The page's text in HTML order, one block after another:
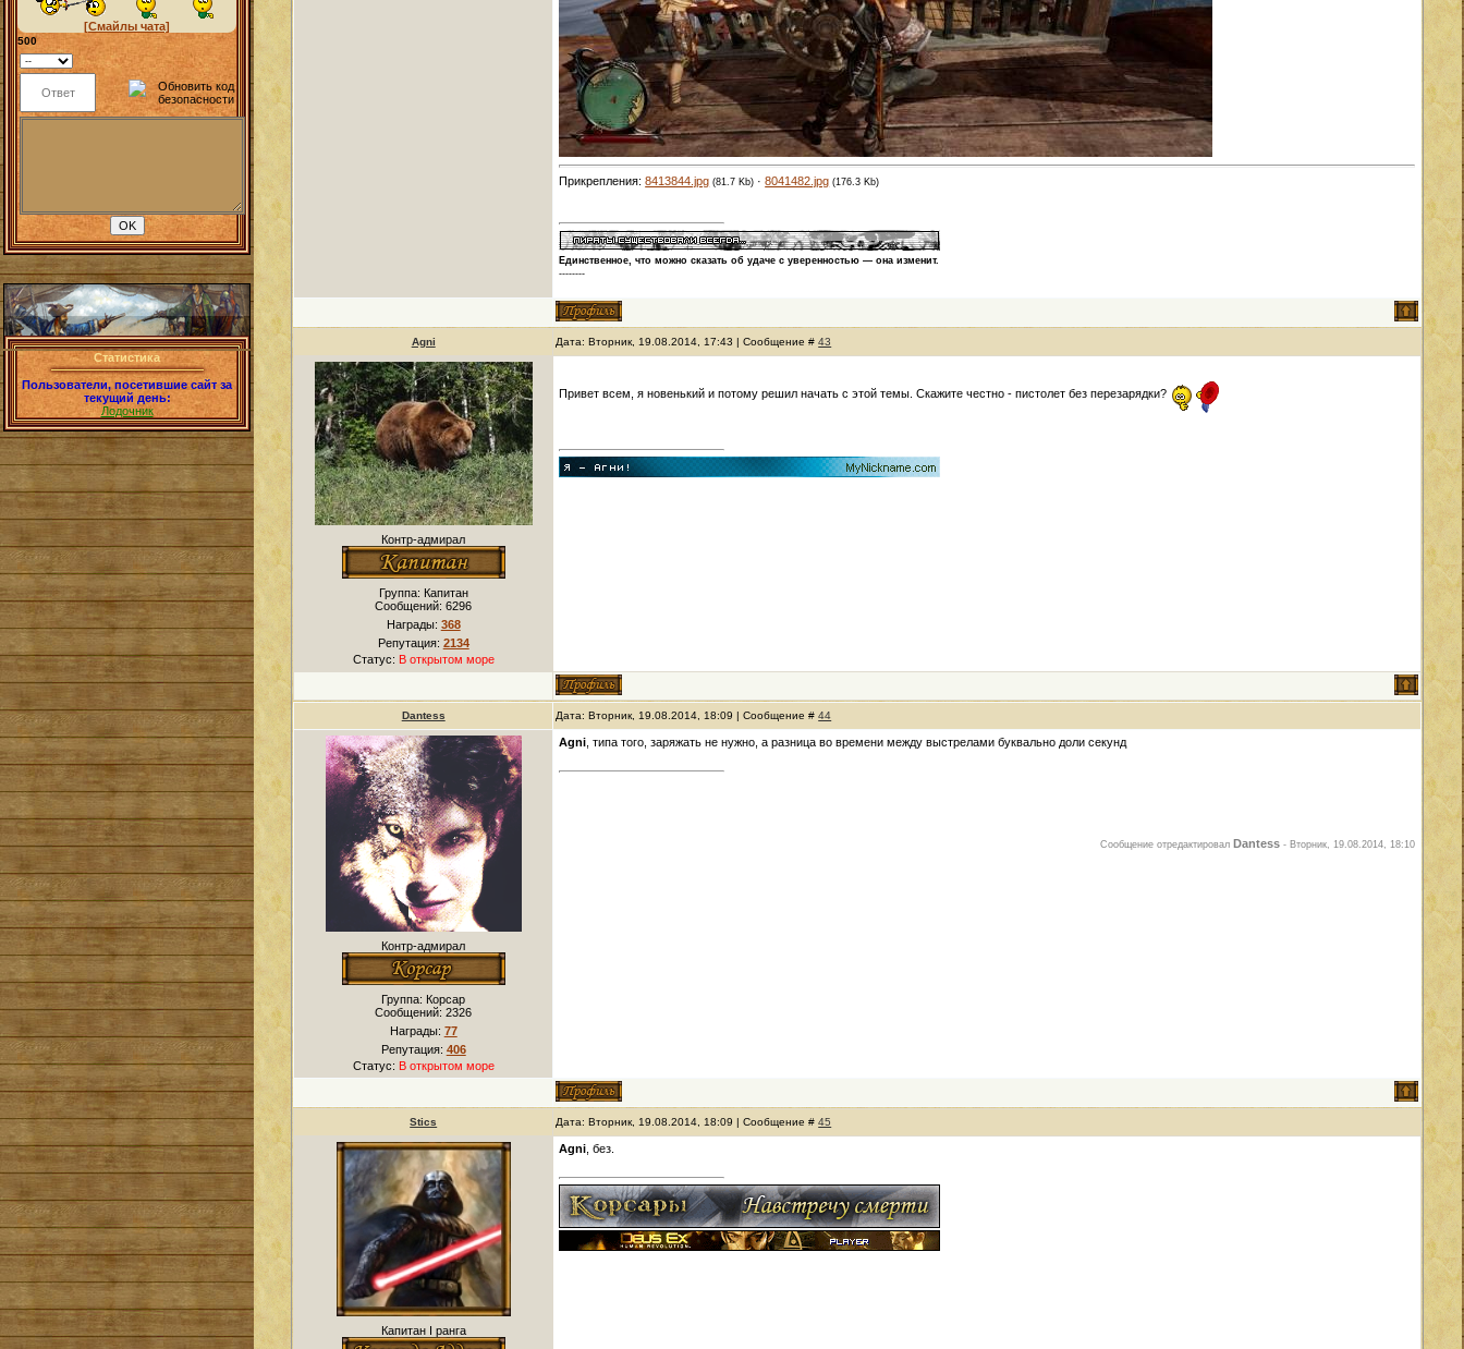
[Смайлы чата]
500
Статистика
Пользователи, посетившие сайт за
текущий день:
Лодочник
Прикрепления:8413844.jpg (81.7 Kb) ·8041482.jpg (176.3 Kb)
Единственное, что можно сказать об удаче с уверенностью — она изменит.
--------
Agni Дата: Вторник, 19.08.2014, 17:43 | Сообщение #43
Контр-адмирал
Группа: Капитан
Сообщений:6296
Награды: 368
Репутация: 2134
Статус: В открытом море
Привет всем, я новенький и потому решил начать с этой темы. Скажите честно - пистолет без перезарядки?
Dantess Дата: Вторник, 19.08.2014, 18:09 | Сообщение #44
Контр-адмирал
Группа: Корсар
Сообщений:2326
Награды: 77
Репутация: 406
Статус: В открытом море
Agni , типа того, заряжать не нужно, а разница во времени между выстрелами буквально доли секунд
Сообщение отредактировал Dantess - Вторник, 19.08.2014, 18:10
Stics Дата: Вторник, 19.08.2014, 18:09 | Сообщение #45
Капитан I ранга
Agni , без.